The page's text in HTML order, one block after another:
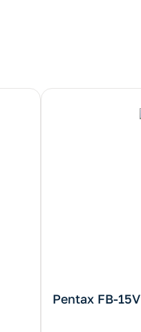
Pentax FB-15V